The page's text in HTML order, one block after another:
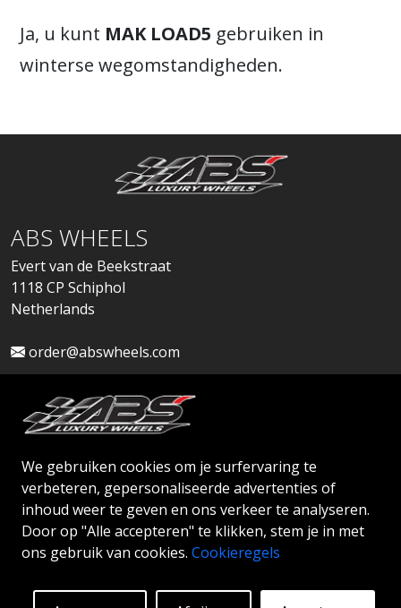
We gebruiken cookies om je surfervaring te
verbeteren, gepersonaliseerde advertenties of
inhoud weer te geven en ons verkeer te analyseren.
Door op "Alle accepteren" te klikken, stem je in met
ons gebruik van cookies. Cookieregels
Ja, u kunt MAK LOAD5 gebruiken in
winterse wegomstandigheden.
ABS WHEELS
Evert van de Beekstraat
1118 CP Schiphol
Netherlands
order@abswheels.com
Dealeraccount aanvragen